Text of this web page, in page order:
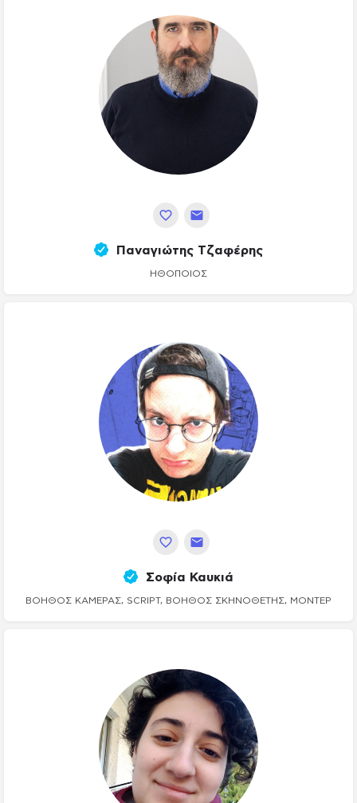
Παναγιώτης Τζαφέρης
ΗΘΟΠΟΙΌΣ
Σοφία Καυκιά
ΒΟΗΘΟΣ ΚΆΜΕΡΑΣ, SCRIPT, ΒΟΗΘΌΣ ΣΚΗΝΟΘΈΤΗΣ, ΜΟΝΤΈΡ